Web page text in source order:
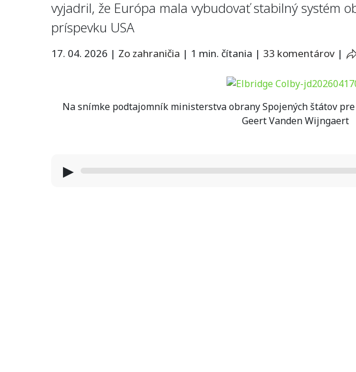
vyjadril, že Európa mala vybudovať stabilný systém
príspevku USA
17. 04. 2026 | Zo zahraničia | 1 min. čítania | 33 komentárov |
Na snímke podtajomník ministerstva obrany Spojených štátov
Geert Vanden Wijngaert
▶